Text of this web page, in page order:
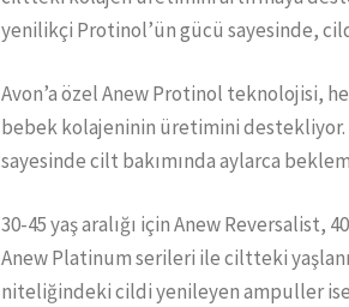
yenilikçi Protinol’ün gücü sayesinde,
Avon’a özel Anew Protinol teknolojisi,
bebek kolajeninin üretimini
sayesinde cilt bakımında aylarca
30-45 yaş aralığı için Anew Reversalist,
Anew Platinum serileri ile ciltteki
niteliğindeki cildi yenileyen ampuller ise